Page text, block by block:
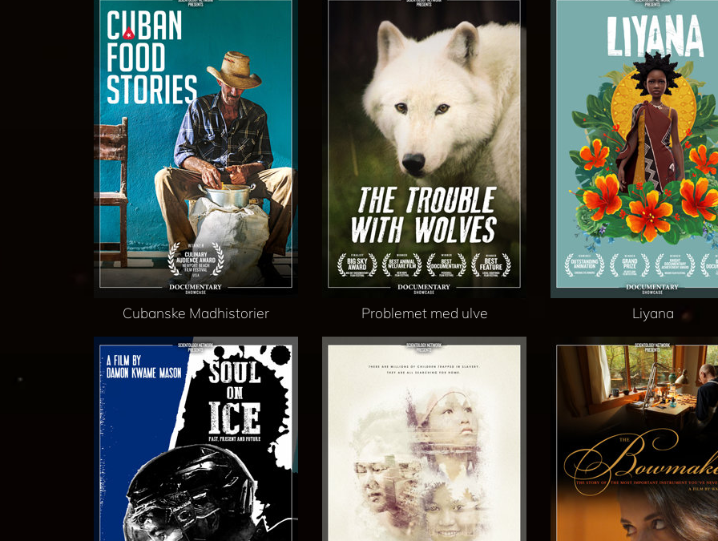
Cubanske Madhistorier Problemet med ulve Liyana